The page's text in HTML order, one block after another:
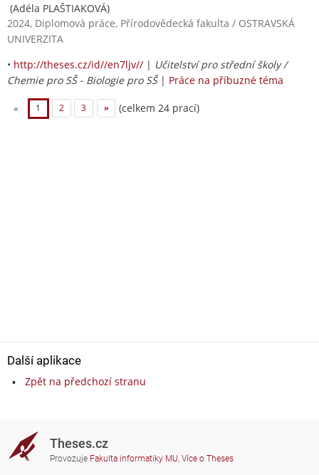
(Adéla PLAŠTIAKOVÁ)
2024, Diplomová práce, Přírodovědecká fakulta / OSTRAVSKÁ
UNIVERZITA
• http://theses.cz/id//en7ljv// | Učitelství pro střední školy /
Chemie pro SŠ - Biologie pro SŠ| Práce na příbuzné téma
« 1 2 3 » (celkem 24 prací)
Další aplikace
Zpět na předchozí stranu
Theses.cz
Provozuje Fakulta informatiky MU, Více o Theses